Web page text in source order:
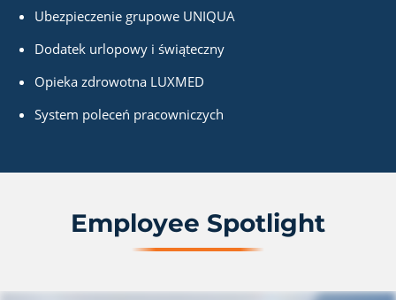
Ubezpieczenie grupowe UNIQUA
Dodatek urlopowy i świąteczny
Opieka zdrowotna LUXMED
System poleceń pracowniczych
Employee Spotlight